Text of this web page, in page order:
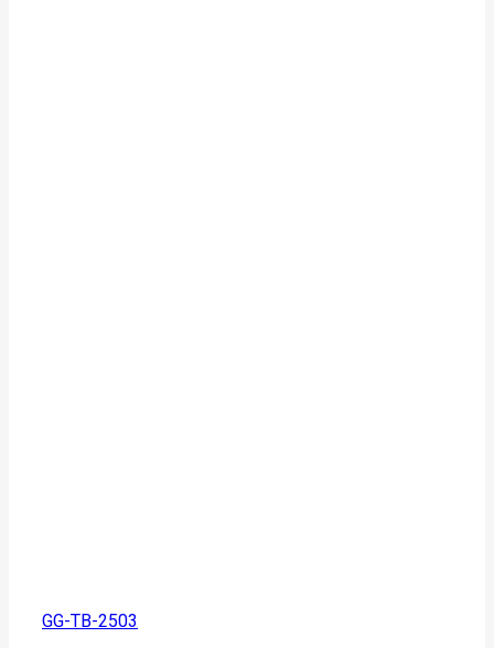
GG-TB-2503